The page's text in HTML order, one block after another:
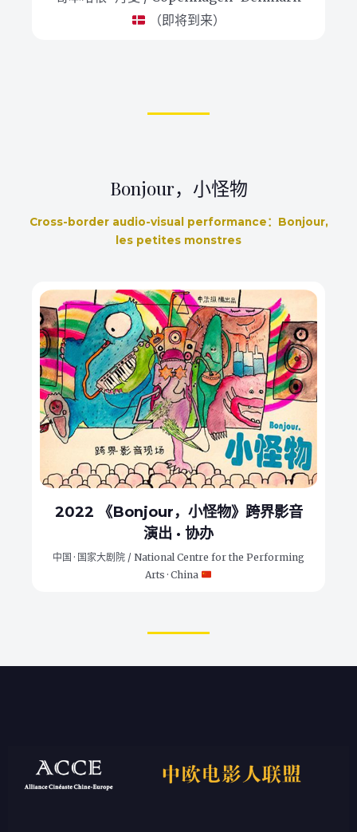
（即将到来）
Bonjour，小怪物
Cross-border audio-visual performance：Bonjour,
les petites monstres
2022 《Bonjour，小怪物》跨界影音
演出 · 协办
中国 · 国家大剧院 / National Centre for the Performing
Arts · China